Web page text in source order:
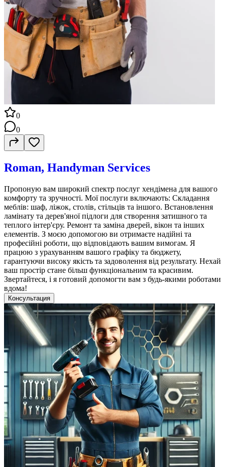
0
0
Roman, Handyman Services
Пропоную вам широкий спектр послуг хендімена для вашого
комфорту та зручності. Мої послуги включають: Складання
меблів: шаф, ліжок, столів, стільців та іншого. Встановлення
ламінату та дерев'яної підлоги для створення затишного та
теплого інтер'єру. Ремонт та заміна дверей, вікон та інших
елементів. З моєю допомогою ви отримаєте надійні та
професійні роботи, що відповідають вашим вимогам. Я
працюю з урахуванням вашого графіку та бюджету,
гарантуючи високу якість та задоволення від результату. Нехай
ваш простір стане більш функціональним та красивим.
Звертайтеся, і я готовий допомогти вам з будь-якими роботами
вдома!
Консультация